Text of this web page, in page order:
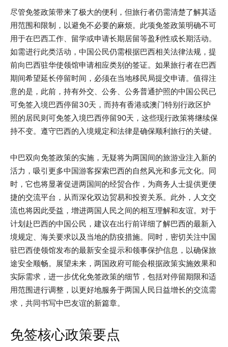
尽管免签政策带来了极大的便利，但旅行者仍需清楚了解其适
用范围和限制，以避免不必要的麻烦。此项免签政策明确不可
用于在巴西工作、留学或申请长期居留等盈利性或长期活动。
如需进行此类活动，中国公民仍需根据巴西相关法律法规，提
前向巴西驻华使领馆申请相应类别的签证。如果旅行者在巴西
期间希望延长停留时间，必须在当地移民局提交申请。值得注
意的是，此前，持有外交、公务、公务普通护照的中国公民已
可免签入境巴西停留30天，而持有香港或澳门特别行政区护
照的居民则可免签入境巴西停留90天，这些现行政策将继续保
持不变。遵守巴西的入境规定和法律是确保顺利旅行的关键。
中巴双向免签政策的实施，无疑将为两国间的旅游业注入新的
活力，吸引更多中国游客探索巴西的自然风光和多元文化。同
时，它也将显著促进两国间的经贸合作，为商务人士提供更便
捷的交流平台，从而深化双边贸易和投资关系。此外，人文交
流也将因此受益，增进两国人民之间的相互理解和友谊。对于
计划赴巴西的中国公民，建议在出行前详细了解巴西的最新入
境规定、海关要求以及当地的防疫措施。同时，密切关注中国
驻巴西使领馆发布的最新安全提示和领事保护信息，以确保旅
途安全顺畅。展望未来，两国政府可能会根据政策实施效果和
实际需求，进一步优化免签政策的细节，包括对停留期限和适
用范围进行调整，以更好地服务于两国人民日益增长的交流需
求，共同书写中巴友谊的新篇章。
免签核心政策要点